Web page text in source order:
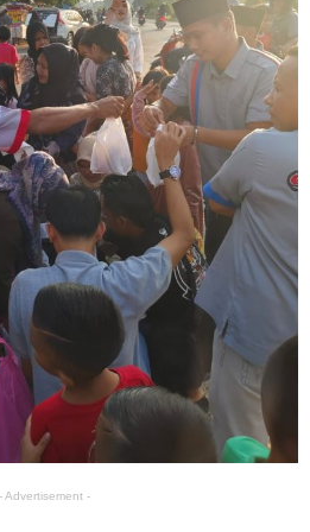
- Advertisement -